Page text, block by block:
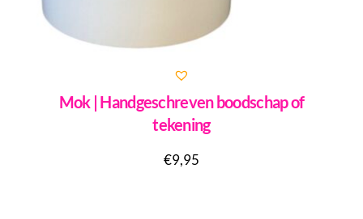
Mok | Handgeschreven boodschap of
tekening
€9,95